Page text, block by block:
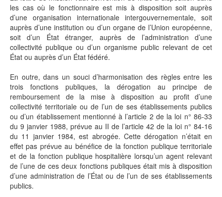
les cas où le fonctionnaire est mis à disposition soit auprès
d’une organisation internationale intergouvernementale, soit
auprès d’une institution ou d’un organe de l’Union européenne,
soit d’un État étranger, auprès de l’administration d’une
collectivité publique ou d’un organisme public relevant de cet
État ou auprès d’un État fédéré.
En outre, dans un souci d’harmonisation des règles entre les
trois fonctions publiques, la dérogation au principe de
remboursement de la mise à disposition au profit d’une
collectivité territoriale ou de l’un de ses établissements publics
ou d’un établissement mentionné à l’article 2 de la loi n° 86-33
du 9 janvier 1988, prévue au II de l’article 42 de la loi n° 84-16
du 11 janvier 1984, est abrogée. Cette dérogation n’était en
effet pas prévue au bénéfice de la fonction publique territoriale
et de la fonction publique hospitalière lorsqu’un agent relevant
de l’une de ces deux fonctions publiques était mis à disposition
d’une administration de l’État ou de l’un de ses établissements
publics.